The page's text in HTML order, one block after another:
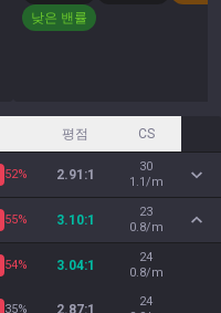
낮은 밴률
평점 CS
52% 2.91:1
30
1.1/m
55% 3.10:1
23
0.8/m
54% 3.04:1
24
0.8/m
35% 2.87:1
24